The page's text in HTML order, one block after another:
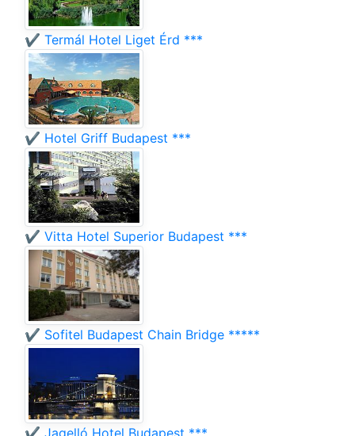
✔️ Termál Hotel Liget Érd ***
✔️ Hotel Griff Budapest ***
✔️ Vitta Hotel Superior Budapest ***
✔️ Sofitel Budapest Chain Bridge *****